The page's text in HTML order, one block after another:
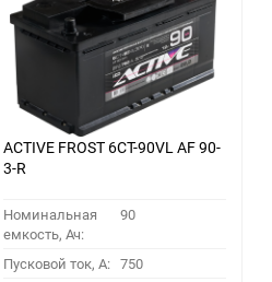
ACTIVE FROST 6СТ-90VL АF 90-
3-R
Номинальная
емкость, Ач:
90
Пусковой ток, A: 750